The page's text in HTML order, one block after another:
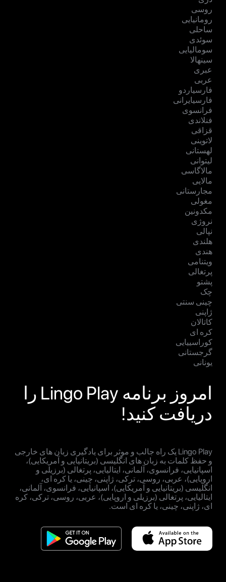
روسی
رومانیایی
ساحلی
سوئدی
سومالیایی
سینهالا
عبری
عربی
فارسیاردو
فارسیایرانی
فرانسوی
فنلاندی
قزاقی
لاتوینی
لهستانی
لیتوانی
مالاگاسی
مالایی
مجارستانی
مغولی
مکدونین
نروژی
نپالی
هلندی
هندی
ویتنامی
پرتغالی
پشتو
چک
چینی سنتی
ژاپنی
کاتالان
کره ای
کوراسییایی
گرجستانی
یونانی
امروز برنامه Lingo Play را
دریافت کنید!
Lingo Play یک راه جالب و موثر برای یادگیری زبان های خارجی
و حفظ کلمات به زبان های انگلیسی (بریتانیایی و آمریکایی)،
اسپانیایی، فرانسوی، آلمانی، ایتالیایی، پرتغالی (برزیلی و
اروپایی)، عربی، روسی، ترکی، ژاپنی، چینی، یا کره ای،
انگلیسی (بریتانیایی و آمریکایی)، اسپانیایی، فرانسوی، آلمانی،
ایتالیایی، پرتغالی (برزیلی و اروپایی)، عربی، روسی، ترکی، کره
ای، ژاپنی، چینی، یا کره ای است.